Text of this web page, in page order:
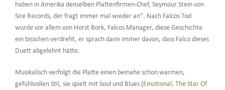
haben in Amerika denselben Plattenfirmen-Chef, Seymour Stein von
Sire Records, der fragt immer mal wieder an". Nach Falcos Tod
wurde vor allem von Horst Bork, Falcos Manager, diese Geschichte
ein bisschen verdreht, er sprach dann immer davon, dass Falco dieses
Duett abgelehnt hätte.
Musikalisch verfolgt die Platte einen beinahe schon warmen,
gefühlvollen Stil, sie spielt mit Soul und Blues ( Emotional , The Star Of